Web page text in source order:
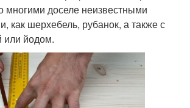
многими доселе неизвестными
как шерхебель, рубанок, а также с
или йодом.